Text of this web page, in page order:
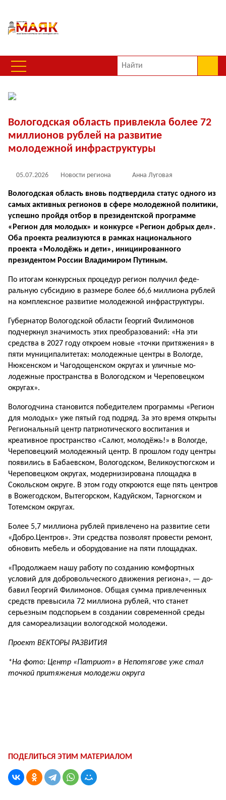
Вологодская область привлекла более 72
миллионов рублей на развитие
молодежной инфраструктуры
05.07.2026 Новости региона Анна Луговая
Вологодская область вновь подтвердила ста­тус одного из
самых ак­тивных регионов в сфере молодежной политики,
успешно пройдя отбор в президентской програм­ме
«Регион для молодых» и конкурсе «Регион добрых дел».
Оба проекта реализуются в рамках национального
проекта «Молодёжь и дети», ини­циированного
президен­том России Владимиром Путиным.
По итогам конкурсных про­цедур регион получил феде­
ральную субсидию в размере более 66,6 миллиона рублей
на комплексное развитие мо­лодежной инфраструктуры.
Губернатор Вологодской области Георгий Филимонов
подчеркнул значимость этих преобразований: «На эти
средства в 2027 году откроем новые «точки притяжения» в
пяти муниципалитетах: мо­лодежные центры в Вологде,
Нюксенском и Чагодощен­ском округах и уличные мо­
лодежные пространства в Во­логодском и Череповецком
округах».
Вологодчина становится победителем программы «Регион
для молодых» уже пя­тый год подряд. За это время открыты
Региональный центр патриотического воспитания и
креативное пространство «Салют, молодёжь!» в Волог­де,
Череповецкий молодеж­ный центр. В прошлом году центры
появились в Бабаев­ском, Вологодском, Велико­устюгском и
Череповецком округах, модернизирована площадка в
Сокольском округе. В этом году откро­ются еще пять центров
в Во­жегодском, Вытегорском, Кадуйском, Тарногском и
Тотемском округах.
Более 5,7 миллиона рублей привлечено на развитие сети
«Добро.Центров». Эти средства позволят провести ремонт,
обновить мебель и оборудование на пяти пло­щадках.
«Продолжаем нашу рабо­ту по созданию комфортных
условий для добровольческо­го движения региона», — до­
бавил Георгий Филимонов. Общая сумма привлеченных
средств превысила 72 мил­лиона рублей, что станет
серьезным подспорьем в соз­дании современной среды
для самореализации воло­годской молодежи.
Проект ВЕКТОРЫ РАЗВИТИЯ
*На фото: Центр «Патриот» в Непотягове уже стал
точкой притяжения молодежи округа
ПОДЕЛИТЬСЯ ЭТИМ МАТЕРИАЛОМ